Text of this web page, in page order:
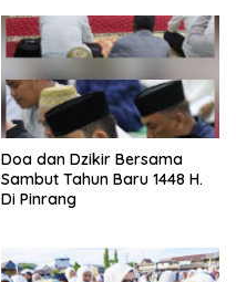
Doa dan Dzikir Bersama
Sambut Tahun Baru 1448 H.
Di Pinrang